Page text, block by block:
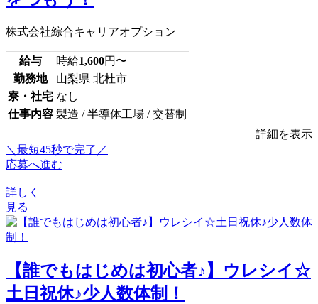
株式会社綜合キャリアオプション
給与 時給1,600円〜
勤務地
山梨県 北杜市
寮・社宅 なし
仕事内容 製造 / 半導体工場 / 交替制
詳細を表示
＼最短45秒で完了／
応募へ進む
詳しく
見る
【誰でもはじめは初心者♪】ウレシイ☆
土日祝休♪少人数体制！